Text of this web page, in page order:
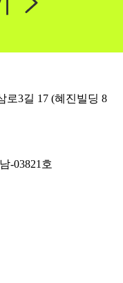
로3길 17 (혜진빌딩 8
-03821호